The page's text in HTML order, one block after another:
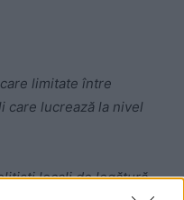
limitate între
care lucrează la nivel
locali de legătură